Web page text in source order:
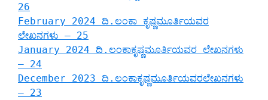
26
February 2024 ದಿ.ಲಂಕಾ ಕೃಷ್ಣಮೂರ್ತಿಯವರ
ಲೇಖನಗಳು – 25
January 2024 ದಿ.ಲಂಕಾಕೃಷ್ಣಮೂರ್ತಿಯವರ ಲೇಖನಗಳು
– 24
December 2023 ದಿ.ಲಂಕಾಕೃಷ್ಣಮೂರ್ತಿಯವರಲೇಖನಗಳು
– 23